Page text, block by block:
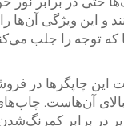
و این ویژگی آن‌ها
که توجه را جلب
این چاپگرها در
بالای آن‌هاست.
در برابر